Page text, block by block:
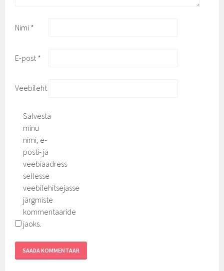
Nimi *
E-post *
Veebileht
Salvesta
minu
nimi, e-
posti- ja
veebiaadress
sellesse
veebilehitsejasse
järgmiste
kommentaaride
jaoks.